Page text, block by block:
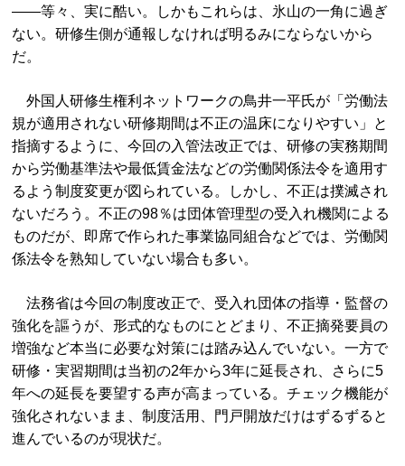
――等々、実に酷い。しかもこれらは、氷山の一角に過ぎ
ない。研修生側が通報しなければ明るみにならないから
だ。
外国人研修生権利ネットワークの鳥井一平氏が「労働法
規が適用されない研修期間は不正の温床になりやすい」と
指摘するように、今回の入管法改正では、研修の実務期間
から労働基準法や最低賃金法などの労働関係法令を適用す
るよう制度変更が図られている。しかし、不正は撲滅され
ないだろう。不正の98％は団体管理型の受入れ機関による
ものだが、即席で作られた事業協同組合などでは、労働関
係法令を熟知していない場合も多い。
法務省は今回の制度改正で、受入れ団体の指導・監督の
強化を謳うが、形式的なものにとどまり、不正摘発要員の
増強など本当に必要な対策には踏み込んでいない。一方で
研修・実習期間は当初の2年から3年に延長され、さらに5
年への延長を要望する声が高まっている。チェック機能が
強化されないまま、制度活用、門戸開放だけはずるずると
進んでいるのが現状だ。